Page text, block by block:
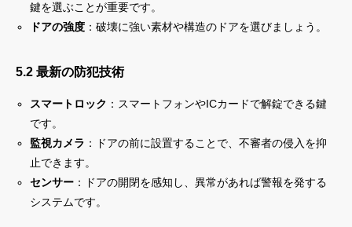
鍵を選ぶことが重要です。
ドアの強度 ：破壊に強い素材や構造のドアを選びましょう。
5.2 最新の防犯技術
スマートロック ：スマートフォンやICカードで解錠できる鍵
です。
監視カメラ ：ドアの前に設置することで、不審者の侵入を抑
止できます。
センサー ：ドアの開閉を感知し、異常があれば警報を発する
システムです。